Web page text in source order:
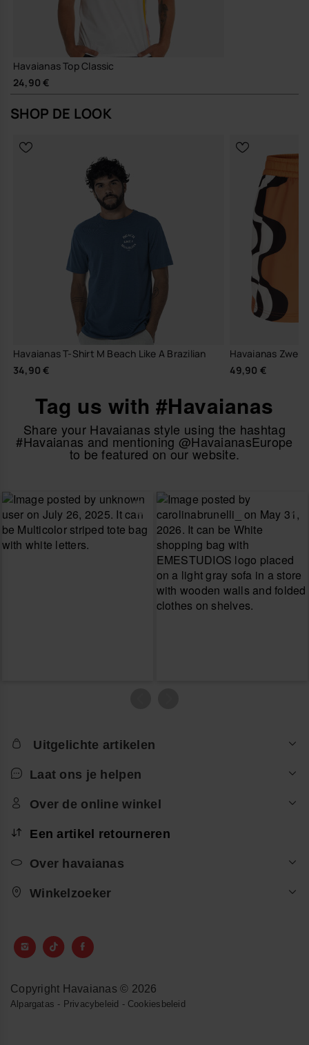
Havaianas Top Classic
24,90 €
SHOP DE LOOK
Havaianas T-Shirt M Beach Like A Brazilian
34,90 €
Havaianas
49,90 €
Tag us with #Havaianas
Share your Havaianas style using the hashtag
#Havaianas and mentioning @HavaianasEurope
to be featured on our website.
Uitgelichte artikelen
Laat ons je helpen
Over de online winkel
Een artikel retourneren
Over havaianas
Winkelzoeker
Copyright Havaianas © 2026
Alpargatas - Privacybeleid - Cookiesbeleid